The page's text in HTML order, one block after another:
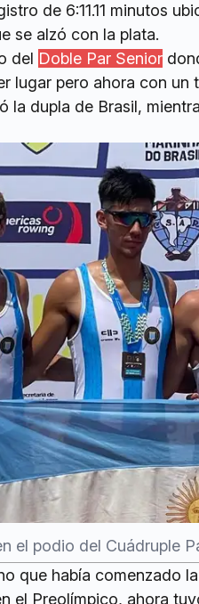
de 6:11.11 minutos
se alzó con la plata.
del Doble Par Senior
lugar pero ahora con un
la dupla de Brasil,
el podio del Cuádruple
que había comenzado
el Preolímpico, ahora